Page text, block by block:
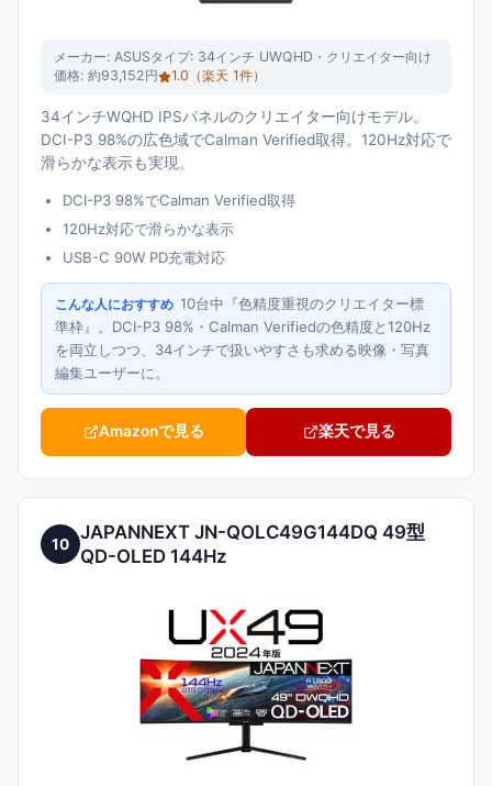
メーカー: ASUSタイプ: 34インチ UWQHD・クリエイター向け
価格: 約93,152円 1.0 （楽天 1件）
34インチWQHD IPSパネルのクリエイター向けモデル。
DCI-P3 98%の広色域でCalman Verified取得。120Hz対応で
滑らかな表示も実現。
DCI-P3 98%でCalman Verified取得
120Hz対応で滑らかな表示
USB-C 90W PD充電対応
こんな人におすすめ 10台中『色精度重視のクリエイター標
準枠』。DCI-P3 98%・Calman Verifiedの色精度と120Hz
を両立しつつ、34インチで扱いやすさも求める映像・写真
編集ユーザーに。
Amazonで見る 楽天で見る
10
JAPANNEXT JN-QOLC49G144DQ 49型
QD-OLED 144Hz